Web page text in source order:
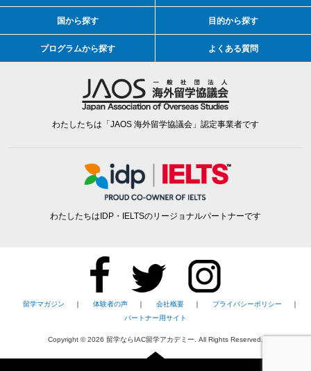
国から探す 目的から探す
プログラムから探す よくある質問
わたしたちは「JAOS 海外留学協議会」認定事業者です
わたしたちはIDP・IELTSのリージョナルパートナーです
留学マガジン ｜ 体験者の声 ｜ 会社概要 ｜ プライバシーポリシー
｜
パートナー用サイト
Copyright ©2026 留学ならIAC留学アカデミー. All Rights Reserved.